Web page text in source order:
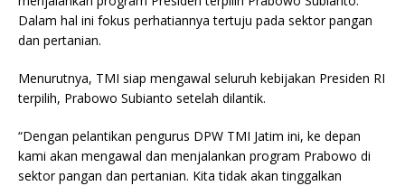
Dalam hal ini fokus perhatiannya tertuju pada sektor pangan
dan pertanian.
Menurutnya, TMI siap mengawal seluruh kebijakan Presiden RI
terpilih, Prabowo Subianto setelah dilantik.
“Dengan pelantikan pengurus DPW TMI Jatim ini, ke depan
kami akan mengawal dan menjalankan program Prabowo di
sektor pangan dan pertanian. Kita tidak akan tinggalkan